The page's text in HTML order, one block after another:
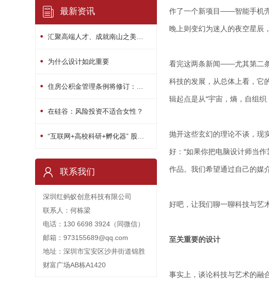
最新资讯
汇聚高端人才、成就南山之美！南山区“人才日”系列活动精彩绽放
为什么设计如此重要
住房公积金管理条例将修订：用途或多元化
在硅谷：风险投资不适合女性？
“互联网+高校科研+孵化器” 股权众筹平台启动
联系我们
深圳红蚂蚁创意科技有限公司
联系人：何栋梁
电话：130 6698 3924（同微信）
邮箱：973155689@qq.com
地址：深圳市宝安区沙井街道锦胜
财富广场AB栋A1420
作了一个新项目——智能手机
晚上则变幻为迷人的夜空星辰
看完这两条新闻——尤其第二
科技的发展，从总体上看，它
辑起点是从“宇宙，熵，自组
抛开这些玄幻的理论不谈，现
好：“如果你把电脑设计师当
作品。我们希望通过自己的媒
好吧，让我们聊一聊科技与艺术
至关重要的设计
事实上，谈论科技与艺术的融